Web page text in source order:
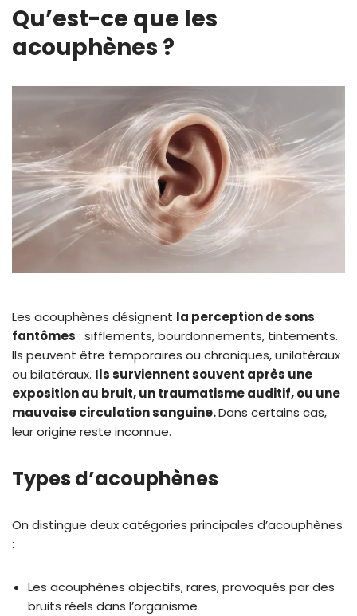
Qu’est-ce que les
acouphènes ?
Les acouphènes désignent la perception de sons
fantômes : sifflements, bourdonnements, tintements.
Ils peuvent être temporaires ou chroniques, unilatéraux
ou bilatéraux. Ils surviennent souvent après une
exposition au bruit, un traumatisme auditif, ou une
mauvaise circulation sanguine.Dans certains cas,
leur origine reste inconnue.
Types d’acouphènes
On distingue deux catégories principales d’acouphènes
:
Les acouphènes objectifs, rares, provoqués par des
bruits réels dans l’organisme